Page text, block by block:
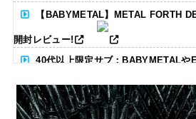
【BABYMETAL】METAL FORTH
開封レビュー!
40代以上限定サブ：BABYMETAL
る人いる？ 【海外の反応】